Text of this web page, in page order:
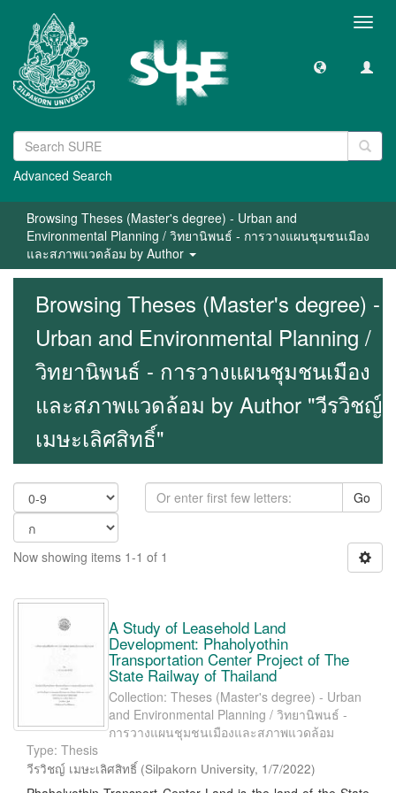
Advanced Search
Browsing Theses (Master's degree) - Urban and
Environmental Planning / วิทยานิพนธ์ - การวางแผนชุมชนเมือง
และสภาพแวดล้อม by Author
Browsing Theses (Master's degree) -
Urban and Environmental Planning /
วิทยานิพนธ์ - การวางแผนชุมชนเมือง
และสภาพแวดล้อม by Author "วีรวิชญ์
เมษะเลิศสิทธิ์"
Go
Now showing items 1-1 of 1
A Study of Leasehold Land
Development: Phaholyothin
Transportation Center Project of The
State Railway of Thailand
Collection: Theses (Master's degree) - Urban
and Environmental Planning / วิทยานิพนธ์ -
การวางแผนชุมชนเมืองและสภาพแวดล้อม
Type: Thesis
วีรวิชญ์ เมษะเลิศสิทธิ์ (Silpakorn University, 1/7/2022)